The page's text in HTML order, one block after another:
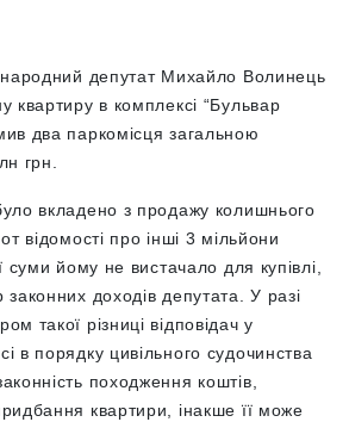
депутат Михайло Волинець
квартиру в комплексі “Бульвар
два паркомісця загальною
грн.
вкладено з продажу колишнього
відомості про інші 3 мільйони
суми йому не вистачало для купівлі,
доходів депутата. У разі
такої різниці відповідач у
в порядку цивільного судочинства
походження коштів,
квартири, інакше її може